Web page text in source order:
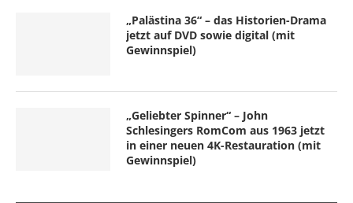
„Palästina 36“ – das Historien-Drama
jetzt auf DVD sowie digital (mit
Gewinnspiel)
„Geliebter Spinner“ – John
Schlesingers RomCom aus 1963 jetzt
in einer neuen 4K-Restauration (mit
Gewinnspiel)